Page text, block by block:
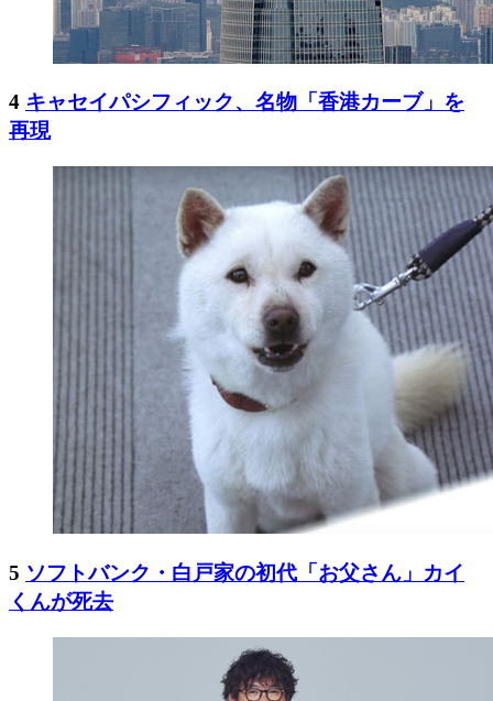
4 キャセイパシフィック、名物「香港カーブ」を
再現
5 ソフトバンク・白戸家の初代「お父さん」カイ
くんが死去